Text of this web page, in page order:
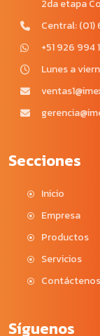
2da etapa
Central: (01)
+51 926 994
Lunes a
Secciones
Inicio
Empresa
Productos
Servicios
Contáctenos
Síguenos